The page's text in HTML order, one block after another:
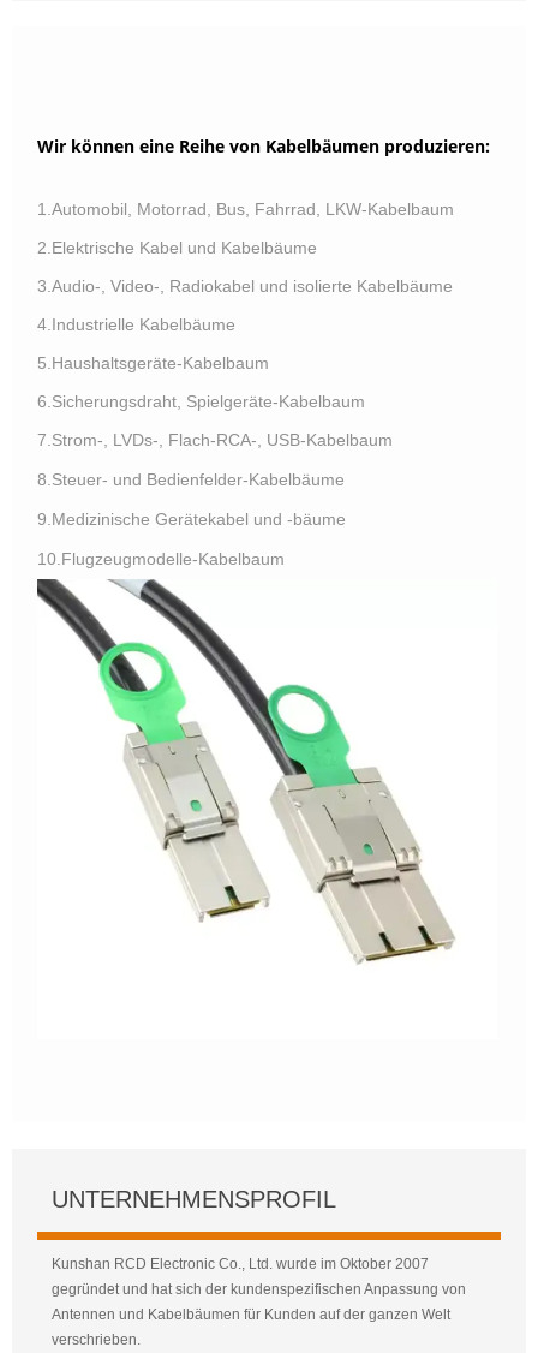
Wir können eine Reihe von Kabelbäumen produzieren:
1.Automobil, Motorrad, Bus, Fahrrad, LKW-Kabelbaum
2.Elektrische Kabel und Kabelbäume
3.Audio-, Video-, Radiokabel und isolierte Kabelbäume
4.Industrielle Kabelbäume
5.Haushaltsgeräte-Kabelbaum
6.Sicherungsdraht, Spielgeräte-Kabelbaum
7.Strom-, LVDs-, Flach-RCA-, USB-Kabelbaum
8.Steuer- und Bedienfelder-Kabelbäume
9.Medizinische Gerätekabel und -bäume
10.Flugzeugmodelle-Kabelbaum
UNTERNEHMENSPROFIL
Kunshan RCD Electronic Co., Ltd. wurde im Oktober 2007
gegründet und hat sich der kundenspezifischen Anpassung von
Antennen und Kabelbäumen für Kunden auf der ganzen Welt
verschrieben.